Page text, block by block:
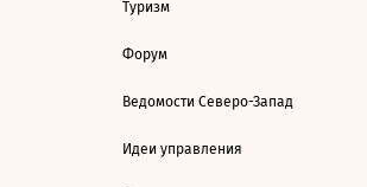
Туризм
Форум
Ведомости Северо-Запад
Идеи управления